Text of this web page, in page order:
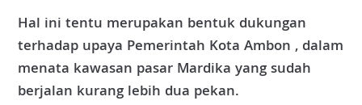
Hal ini tentu merupakan bentuk dukungan
terhadap upaya Pemerintah Kota Ambon , dalam
menata kawasan pasar Mardika yang sudah
berjalan kurang lebih dua pekan.